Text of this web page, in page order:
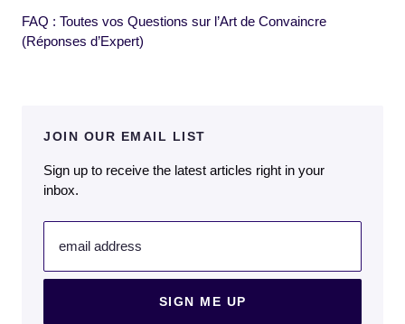
FAQ : Toutes vos Questions sur l’Art de Convaincre
(Réponses d’Expert)
JOIN OUR EMAIL LIST
Sign up to receive the latest articles right in your
inbox.
email address
SIGN ME UP